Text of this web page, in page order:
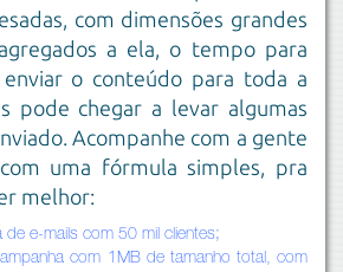
com dimensões grandes
a ela, o tempo para
o conteúdo para toda a
pode chegar a levar algumas
Acompanhe com a gente
uma fórmula simples, pra
melhor:
de e-mails com 50 mil clientes;
com 1MB de tamanho total, com